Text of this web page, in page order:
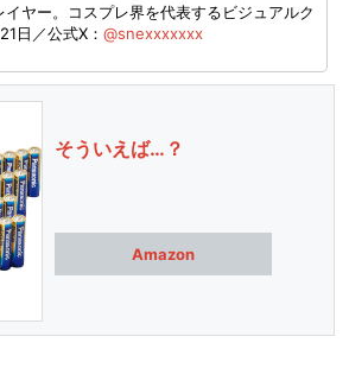
ヤー。コスプレ界を代表するビジュアルク
日／公式X： @snexxxxxxx
そういえば…？
Amazon